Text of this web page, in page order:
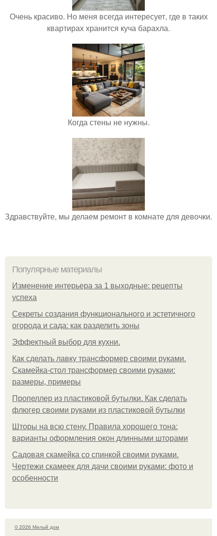
Очень красиво. Но меня всегда интересует, где в таких
квартирах хранится куча барахла.
Когда стены не нужны.
Здравствуйте, мы делаем ремонт в комнате для девочки.
Популярные материалы
Изменение интерьера за 1 выходные: рецепты
успеха
Секреты создания функционального и эстетичного
огорода и сада: как разделить зоны
Эффектный выбор для кухни.
Как сделать лавку трансформер своими руками.
Скамейка-стол трансформер своими руками:
размеры, примеры
Пропеллер из пластиковой бутылки. Как сделать
флюгер своими руками из пластиковой бутылки
Шторы на всю стену. Правила хорошего тона:
варианты оформления окон длинными шторами
Садовая скамейка со спинкой своими руками.
Чертежи скамеек для дачи своими руками: фото и
особенности
© 2026 Милый дом